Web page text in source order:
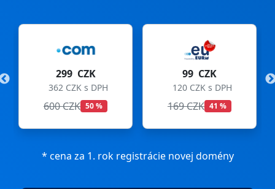
299 CZK
362 CZK s DPH
600 CZK 50 %
99 CZK
120 CZK s DPH
169 CZK 41 %
* cena za 1. rok registrácie novej domény